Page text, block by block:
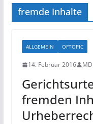
fremde Inhalte
ALLGEMEIN OFTOPIC
14. Februar 2016
fremden